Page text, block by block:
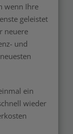
wenn Ihre
geleistet
neuere
und
ein
wieder